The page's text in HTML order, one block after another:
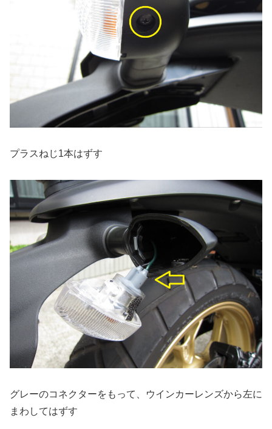
プラスねじ1本はずす
グレーのコネクターをもって、ウインカーレンズから左に
まわしてはずす